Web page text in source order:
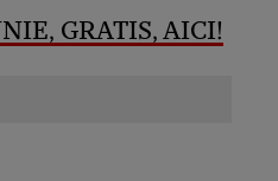
GRATIS, AICI!